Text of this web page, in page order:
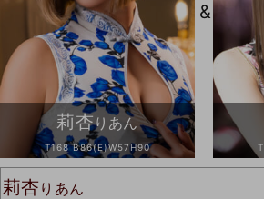
莉杏りあん
T168 B86(E)W57H90
&
莉杏りあん